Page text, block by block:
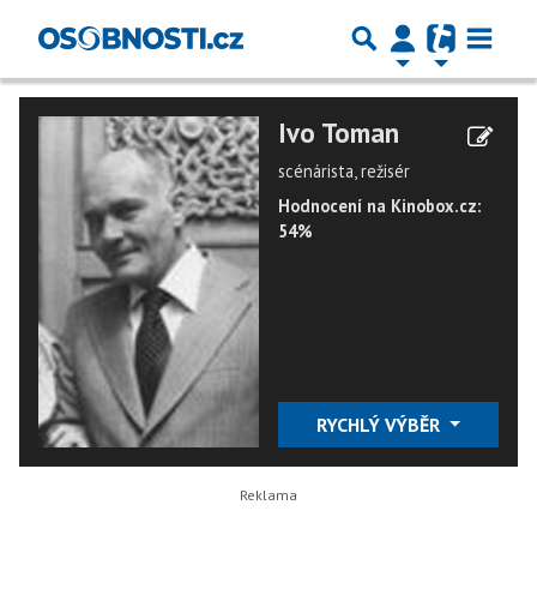
Ivo Toman
scénárista, režisér
Hodnocení na Kinobox.cz:
54%
RYCHLÝ VÝBĚR